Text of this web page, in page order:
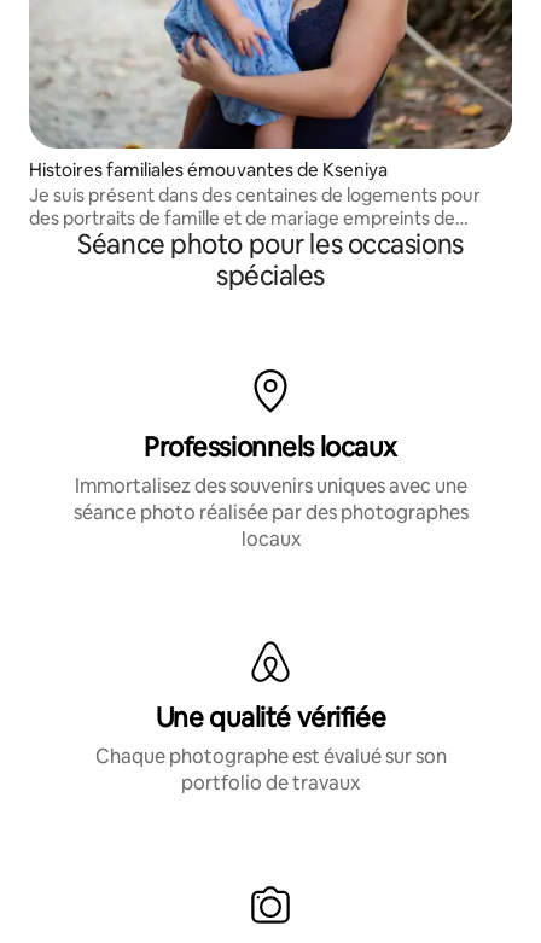
Histoires familiales émouvantes de Kseniya
Je suis présent dans des centaines de logements pour
des portraits de famille et de mariage empreints de
sincérité.Séance photo pour les occasions
spéciales
Professionnels locaux
Immortalisez des souvenirs uniques avec une
séance photo réalisée par des photographes
locaux
Une qualité vérifiée
Chaque photographe est évalué sur son
portfolio de travaux